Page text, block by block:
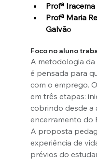
Profª
Profª Maria
Galvão
Foco no aluno
A metodologia
é pensada para
com o emprego.
em três etapas:
cobrindo desde a
encerramento do
A proposta
experiência de
prévios do